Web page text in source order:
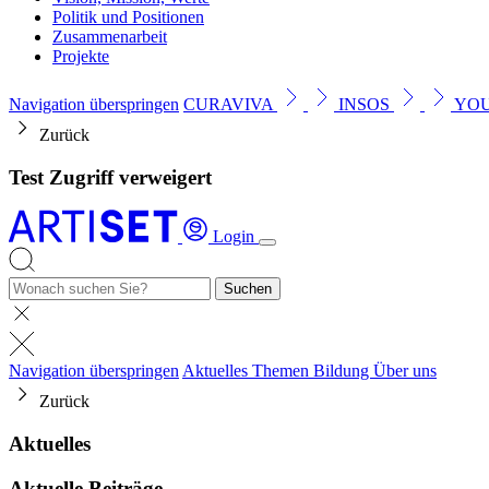
Politik und Positionen
Zusammenarbeit
Projekte
Navigation überspringen CURAVIVA INSOS
Zurück
Test Zugriff verweigert
Login
Suchen
Navigation überspringen Aktuelles Themen Bildung Über uns
Zurück
Aktuelles